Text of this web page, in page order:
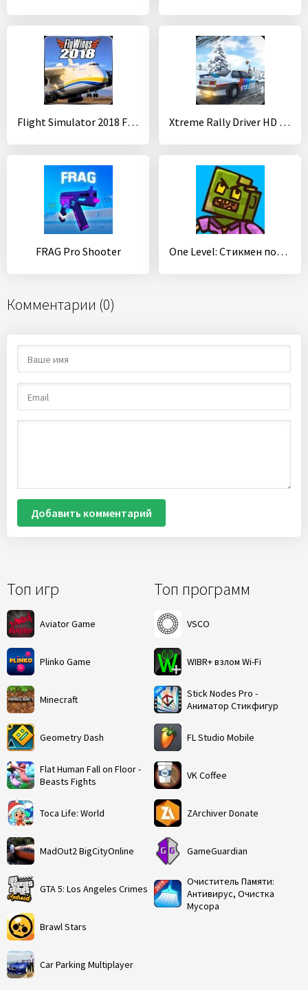
Топ игр
Aviator Game
Plinko Game
Minecraft
Geometry Dash
Flat Human Fall on Floor -
Beasts Fights
Toca Life: World
MadOut2 BigCityOnline
GTA 5: Los Angeles Crimes
Brawl Stars
Car Parking Multiplayer
Топ программ
VSCO
WIBR+ взлом Wi-Fi
Stick Nodes Pro -
Аниматор Стикфигур
FL Studio Mobile
VK Coffee
ZArchiver Donate
GameGuardian
Очиститель Памяти:
Антивирус, Очистка
Мусора
Flight Simulator 2018 FlyWings Free Xtreme Rally Driver HD Premium
FRAG Pro Shooter One Level: Стикмен побег из тюрьмы
Комментарии (0)
Добавить комментарий